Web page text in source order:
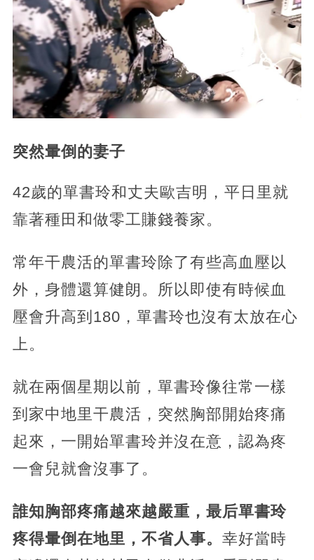
突然暈倒的妻子
42歲的單書玲和丈夫歐吉明，平日里就
靠著種田和做零工賺錢養家。
常年干農活的單書玲除了有些高血壓以
外，身體還算健朗。所以即使有時候血
壓會升高到180，單書玲也沒有太放在心
上。
就在兩個星期以前，單書玲像往常一樣
到家中地里干農活，突然胸部開始疼痛
起來，一開始單書玲并沒在意，認為疼
一會兒就會沒事了。
誰知胸部疼痛越來越嚴重，最后單書玲
疼得暈倒在地里，不省人事。 幸好當時